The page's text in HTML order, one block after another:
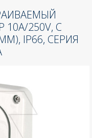
250V, С
IP66, СЕРИЯ